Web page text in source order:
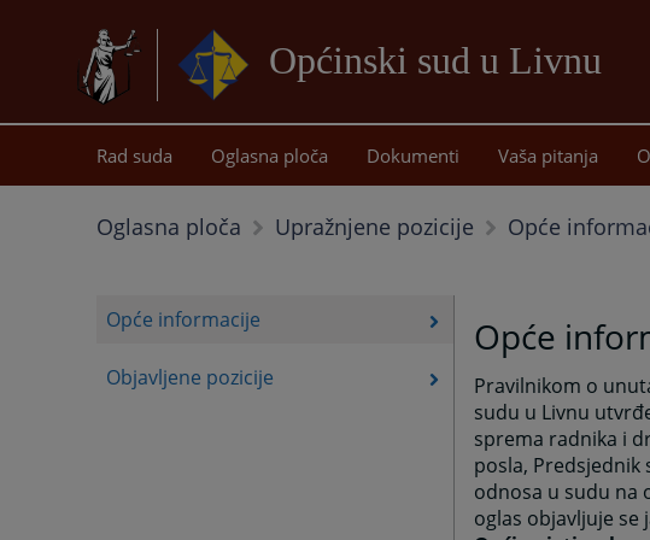
Općinski sud u Livnu
Rad suda Oglasna ploča Dokumenti Vaša pitanja
Oglasna ploča Upražnjene pozicije Opće
Opće informacije
Objavljene pozicije
Opće
Pravilnikom o
sudu u Livnu
sprema radnika i
posla, Predsjednik
odnosa u sudu na
oglas objavljuje se